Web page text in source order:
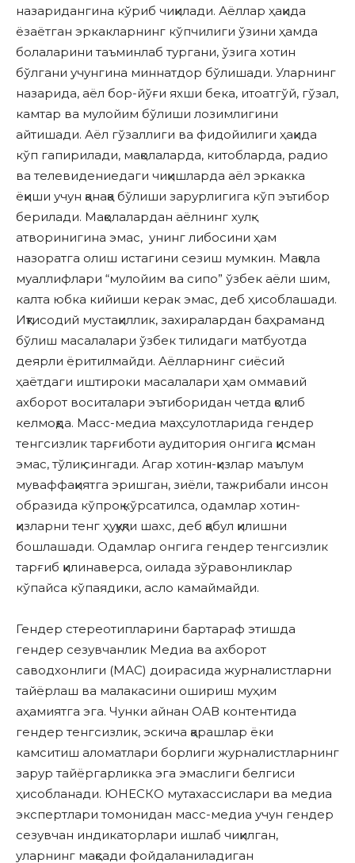
назаридангина кўриб чиқилади. Аёллар ҳақида
ёзаётган эркакларнинг кўпчилиги ўзини ҳамда
болаларини таъминлаб тургани, ўзига хотин
бўлгани учунгина миннатдор бўлишади. Уларнинг
назарида, аёл бор-йўғи яхши бека, итоатгўй, гўзал,
камтар ва мулойим бўлиши лозимлигини
айтишади. Аёл гўзаллиги ва фидойилиги ҳақида
кўп гапирилади, мақолаларда, китобларда, радио
ва телевидениедаги чиқишларда аёл эркакка
ёқиши учун қанақа бўлиши зарурлигига кўп эътибор
берилади. Мақолалардан аёлнинг хулқ-
атворинигина эмас, унинг либосини ҳам
назоратга олиш истагини сезиш мумкин. Мақола
муаллифлари “мулойим ва сипо” ўзбек аёли шим,
калта юбка кийиши керак эмас, деб ҳисоблашади.
Иқтисодий мустақиллик, захиралардан баҳраманд
бўлиш масалалари ўзбек тилидаги матбуотда
деярли ёритилмайди. Аёлларнинг сиёсий
ҳаётдаги иштироки масалалари ҳам оммавий
ахборот воситалари эътиборидан четда қолиб
келмоқда. Масс-медиа маҳсулотларида гендер
тенгсизлик тарғиботи аудитория онгига қисман
эмас, тўлиқ сингади. Агар хотин-қизлар маълум
муваффақиятга эришган, зиёли, тажрибали инсон
образида кўпроқ кўрсатилса, одамлар хотин-
қизларни тенг ҳуқуқли шахс, деб қабул қилишни
бошлашади. Одамлар онгига гендер тенгсизлик
тарғиб қилинаверса, оилада зўравонликлар
кўпайса кўпаядики, асло камаймайди.
Гендер стереотипларини бартараф этишда
гендер сезувчанлик Медиа ва ахборот
саводхонлиги (МАС) доирасида журналистларни
тайёрлаш ва малакасини ошириш муҳим
аҳамиятга эга. Чунки айнан ОАВ контентида
гендер тенгсизлик, эскича қарашлар ёки
камситиш аломатлари борлиги журналистларнинг
зарур тайёргарликка эга эмаслиги белгиси
ҳисобланади. ЮНЕСКО мутахассислари ва медиа
экспертлари томонидан масс-медиа учун гендер
сезувчан индикаторлари ишлаб чиқилган,
уларнинг мақсади фойдаланиладиган